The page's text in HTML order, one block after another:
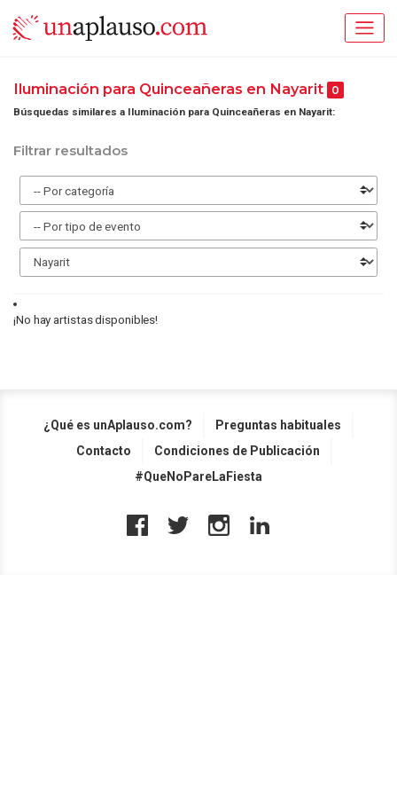
Iluminación para Quinceañeras en Nayarit 0
Búsquedas similares a Iluminación para Quinceañeras en Nayarit:
Filtrar resultados
¡No hay artistas disponibles!
¿Qué es unAplauso.com?
Preguntas habituales
Contacto
Condiciones de Publicación
#QueNoPareLaFiesta